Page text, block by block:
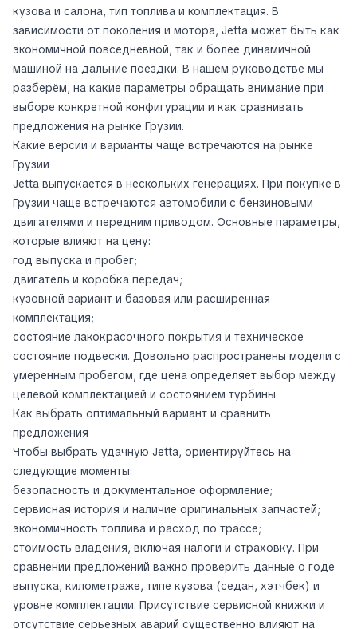
кузова и салона, тип топлива и комплектация. В
зависимости от поколения и мотора, Jetta может быть как
экономичной повседневной, так и более динамичной
машиной на дальние поездки. В нашем руководстве мы
разберём, на какие параметры обращать внимание при
выборе конкретной конфигурации и как сравнивать
предложения на рынке Грузии.
Какие версии и варианты чаще встречаются на рынке
Грузии
Jetta выпускается в нескольких генерациях. При покупке в
Грузии чаще встречаются автомобили с бензиновыми
двигателями и передним приводом. Основные параметры,
которые влияют на цену:
год выпуска и пробег;
двигатель и коробка передач;
кузовной вариант и базовая или расширенная
комплектация;
состояние лакокрасочного покрытия и техническое
состояние подвески. Довольно распространены модели с
умеренным пробегом, где цена определяет выбор между
целевой комплектацией и состоянием турбины.
Как выбрать оптимальный вариант и сравнить
предложения
Чтобы выбрать удачную Jetta, ориентируйтесь на
следующие моменты:
безопасность и документальное оформление;
сервисная история и наличие оригинальных запчастей;
экономичность топлива и расход по трассе;
стоимость владения, включая налоги и страховку. При
сравнении предложений важно проверить данные о годе
выпуска, километраже, типе кузова (седан, хэтчбек) и
уровне комплектации. Присутствие сервисной книжки и
отсутствие серьезных аварий существенно влияют на